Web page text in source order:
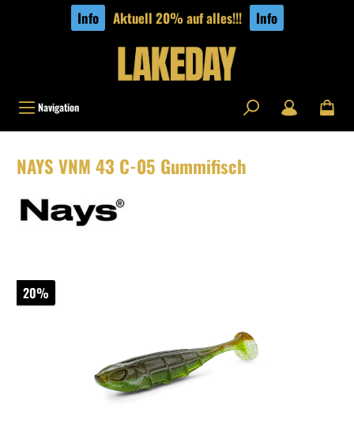
Info Aktuell 20% auf alles!!! Info
Navigation
NAYS VNM 43 C-05 Gummifisch
20%